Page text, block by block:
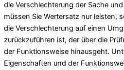
die Verschlechterung der Sache
müssen Sie Wertersatz nur leisten,
die Verschlechterung auf einen
zurückzuführen ist, der über die
der Funktionsweise hinausgeht.
Eigenschaften und der